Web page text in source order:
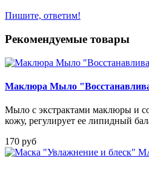
Пишите, ответим!
Рекомендуемые товары
Маклюра Мыло
Мыло с экстрактами маклюры и
кожу, регулирует ее липидный
170 руб